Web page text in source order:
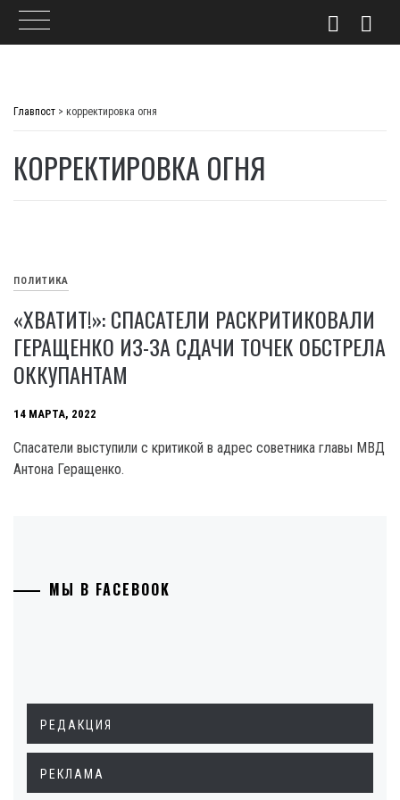
Главпост > корректировка огня
КОРРЕКТИРОВКА ОГНЯ
ПОЛИТИКА
«ХВАТИТ!»: СПАСАТЕЛИ РАСКРИТИКОВАЛИ
ГЕРАЩЕНКО ИЗ-ЗА СДАЧИ ТОЧЕК ОБСТРЕЛА
ОККУПАНТАМ
14 МАРТА, 2022
Спасатели выступили с критикой в адрес советника главы МВД
Антона Геращенко.
МЫ В FACEBOOK
РЕДАКЦИЯ
РЕКЛАМА